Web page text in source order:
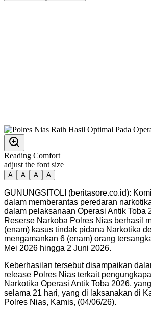
Reading Comfort
adjust the font size
A A A A
GUNUNGSITOLI (beritasore.co.id):
dalam memberantas peredaran
dalam pelaksanaan Operasi Antik Toba
Reserse Narkoba Polres Nias berhasil
(enam) kasus tindak pidana Narkotika
mengamankan 6 (enam) orang
Mei 2026 hingga 2 Juni 2026.
Keberhasilan tersebut disampaikan
release Polres Nias terkait
Narkotika Operasi Antik Toba 2026,
selama 21 hari, yang di laksanakan di
Polres Nias, Kamis, (04/06/26).